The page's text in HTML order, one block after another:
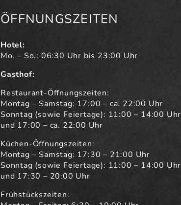
ÖFFNUNGSZEITEN
Hotel:
Mo. – So.: 06:30 Uhr bis 23:00 Uhr
Gasthof:
Restaurant-Öffnungszeiten:
Montag – Samstag: 17:00 – ca. 22:00 Uhr
Sonntag (sowie Feiertage): 11:00 – 14:00 Uhr
und 17:00 – ca. 22:00 Uhr
Küchen-Öffnungszeiten:
Montag – Samstag: 17:30 – 21:00 Uhr
Sonntag (sowie Feiertage): 11:00 – 14:00 Uhr
und 17:30 – 20:00 Uhr
Frühstückszeiten: